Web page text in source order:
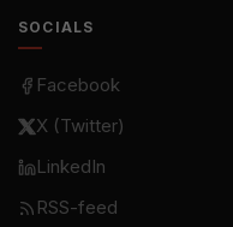
SOCIALS
Facebook
X (Twitter)
LinkedIn
RSS-feed